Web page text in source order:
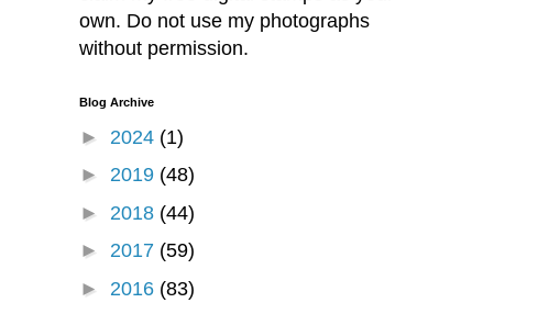
own. Do not use my photographs
without permission.
Blog Archive
► 2024 (1)
► 2019 (48)
► 2018 (44)
► 2017 (59)
► 2016 (83)